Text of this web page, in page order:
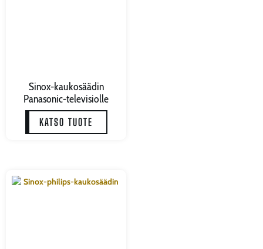
Sinox-kaukosäädin
Panasonic-televisiolle
KATSO TUOTE